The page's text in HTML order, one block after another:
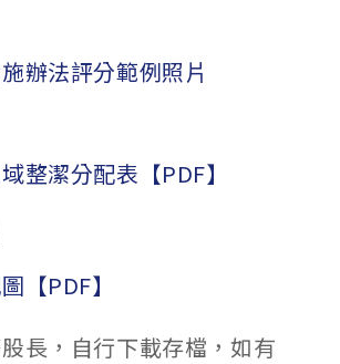
辦法評分範例照片
整潔分配表【PDF】
【PDF】
長，自行下載存檔，如有